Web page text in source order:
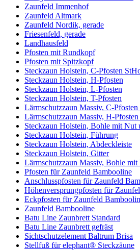
Zaunfeld Immenhof
Zaunfeld Altmark
Zaunfeld Nordik, gerade
Friesenfeld, gerade
Landhausfeld
Pfosten mit Rundkopf
Pfosten mit Spitzkopf
Steckzaun Holstein, C-Pfosten
Steckzaun Holstein, H-Pfosten
Steckzaun Holstein, L-Pfosten
Steckzaun Holstein, T-Pfosten
Lärmschutzzaun Massiv, C-
Lärmschutzzaun Massiv, H-
Steckzaun Holstein, Bohle mit Nut
Steckzaun Holstein, Führung
Steckzaun Holstein, Abdeckleiste
Steckzaun Holstein, Gitter
Lärmschutzzaun Massiv, Bohle mit
Pfosten für Zaunfeld Bambooline
Anschlusspfosten für Zaunfeld
Höhenversprungpfosten für
Eckpfosten für Zaunfeld
Zaunfeld Bambooline
Batu Line Zaunbrett Standard
Batu Line Zaunbrett gefräst
Sichtschutzelement Baltrum Brisa
Stellfuß für elephant® Steckzäune